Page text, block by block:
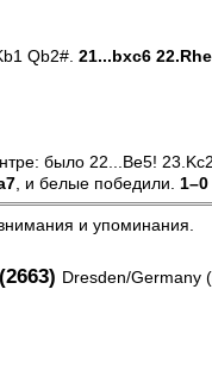
Qb2#. 21...bxc6
было 22...Be5!
, и белые победили. 1–0
и упоминания.
Dresden/Germany